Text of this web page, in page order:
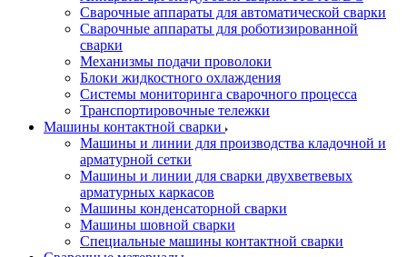
Сварочные аппараты для автоматической сварки
Сварочные аппараты для роботизированной
сварки
Механизмы подачи проволоки
Блоки жидкостного охлаждения
Системы мониторинга сварочного процесса
Транспортировочные тележки
Машины контактной сварки
Машины и линии для производства кладочной и
арматурной сетки
Машины и линии для сварки двухветвевых
арматурных каркасов
Машины конденсаторной сварки
Машины шовной сварки
Специальные машины контактной сварки